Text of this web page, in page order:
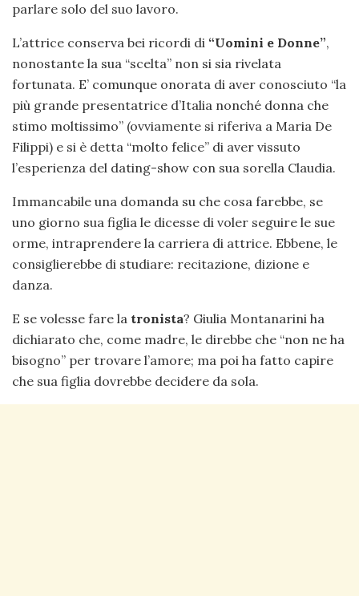
parlare solo del suo lavoro.
L’attrice conserva bei ricordi di “Uomini e Donne”,
nonostante la sua “scelta” non si sia rivelata
fortunata. E’ comunque onorata di aver conosciuto “la
più grande presentatrice d’Italia nonché donna che
stimo moltissimo” (ovviamente si riferiva a Maria De
Filippi) e si è detta “molto felice” di aver vissuto
l’esperienza del dating-show con sua sorella Claudia.
Immancabile una domanda su che cosa farebbe, se
uno giorno sua figlia le dicesse di voler seguire le sue
orme, intraprendere la carriera di attrice. Ebbene, le
consiglierebbe di studiare: recitazione, dizione e
danza.
E se volesse fare la tronista? Giulia Montanarini ha
dichiarato che, come madre, le direbbe che “non ne ha
bisogno” per trovare l’amore; ma poi ha fatto capire
che sua figlia dovrebbe decidere da sola.